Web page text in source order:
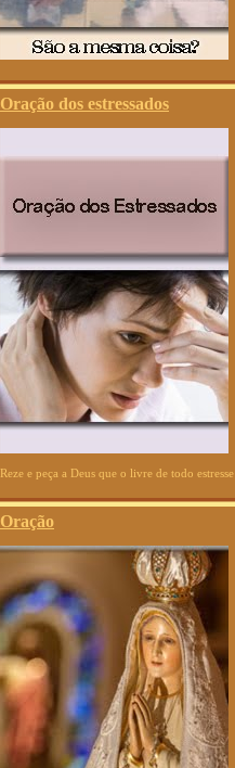
Oração dos estressados
Reze e peça a Deus que o livre de todo estresse
Oração